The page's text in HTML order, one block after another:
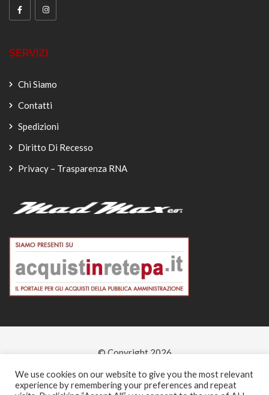
SERVIZI
Chi Siamo
Contatti
Spedizioni
Diritto Di Recesso
Privacy – Trasparenza RNA
© Copyright 2026
-
We use cookies on our website to give you the most relevant
experience by remembering your preferences and repeat